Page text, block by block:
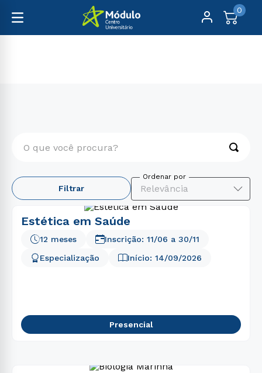
0
Filtrar Relevância
Estética em Saúde
12 meses
Especialização
Início: 14/09/2026
Inscrição: 11/06 a 30/11
Presencial
TERMOS MAIS BUSCADOS
medicina
2º
educação física
º
psicologia
7º
biomedicina
8º
fisioterapia